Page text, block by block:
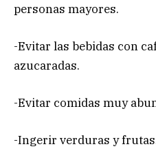
personas mayores.
-Evitar las bebidas con
azucaradas.
-Evitar comidas muy
-Ingerir verduras y